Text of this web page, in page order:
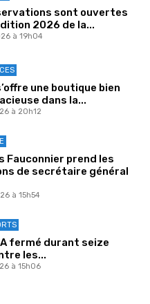
sont ouvertes
2026 de la...
à 19h04
une boutique bien
dans la...
à 20h12
Fauconnier prend les
de secrétaire général
à 15h54
A fermé durant seize
les...
à 15h06